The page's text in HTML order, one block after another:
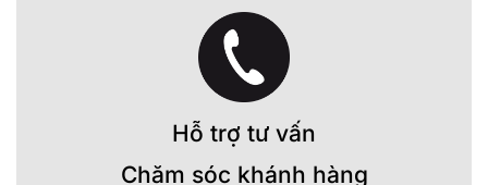
Hỗ trợ tư vấn
Chăm sóc khánh hàng